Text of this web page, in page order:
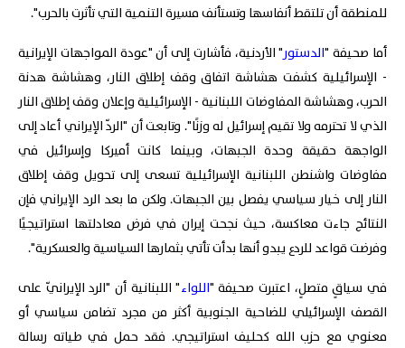
للمنطقة أن تلتقط أنفاسها وتستأنف مسيرة التنمية التي تأثرت بالحرب".
أما صحيفة "الدستور" الأردنية، فأشارت إلى أن "عودة المواجهات الإيرانية
- الإسرائيلية كشفت هشاشة اتفاق وقف إطلاق النار، وهشاشة هدنة
الحرب، وهشاشة المفاوضات اللبنانية - الإسرائيلية وإعلان وقف إطلاق النار
الذي لا تحترمه ولا تقيم إسرائيل له وزنًا". وتابعت أن "الردّ الإيراني أعاد إلى
الواجهة حقيقة وحدة الجبهات، وبينما كانت أميركا وإسرائيل في
مفاوضات واشنطن اللبنانية الإسرائيلية تسعى إلى تحويل وقف إطلاق
النار إلى خيار سياسي يفصل بين الجبهات. ولكن ما بعد الرد الإيراني فإن
النتائج جاءت معاكسة، حيث نجحت إيران في فرض معادلتها استراتيجيًا
وفرضت قواعد للردع يبدو أنها بدأت تأتي بثمارها السياسية والعسكرية".
في سياقٍ متصلٍ، اعتبرت صحيفة "اللواء" اللبنانية أن "الرد الإيرانيّ على
القصف الإسرائيلي للضاحية الجنوبية أكثر من مجرد تضامن سياسي أو
معنوي مع حزب الله كحليف استراتيجي. فقد حمل في طياته رسالة